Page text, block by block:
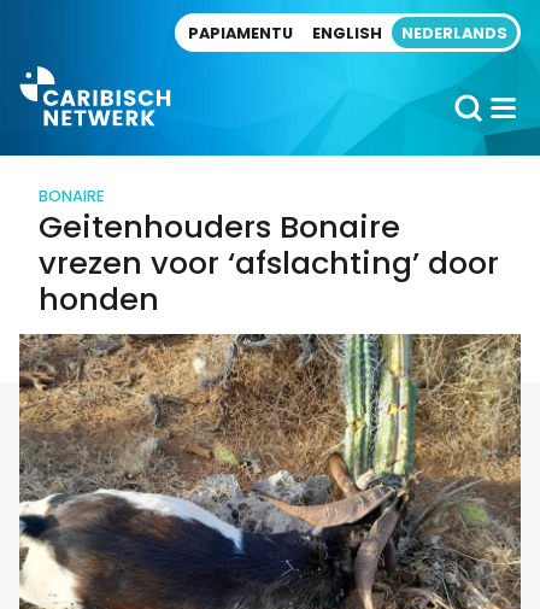
PAPIAMENTU ENGLISH NEDERLANDS
BONAIRE
Geitenhouders Bonaire
vrezen voor ‘afslachting’ door
honden